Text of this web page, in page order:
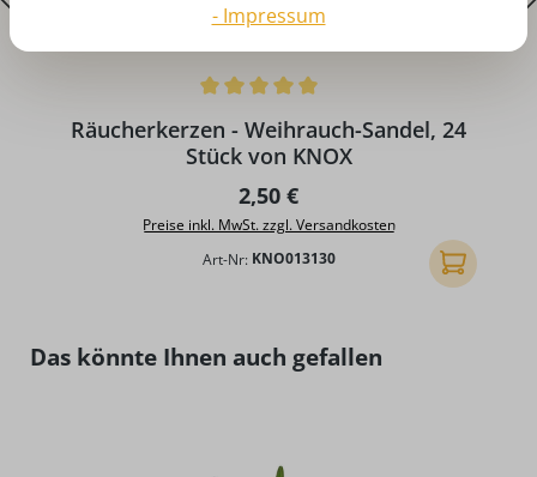
Räucherkerzen - Weihrauch-Sandel, 24
Stück von KNOX
Regulärer Preis:
2,50 €
Preise inkl. MwSt. zzgl. Versandkosten
Art-Nr: KNO013130 In den
Produktgalerie überspringen
Das könnte Ihnen auch gefallen
- Impressum